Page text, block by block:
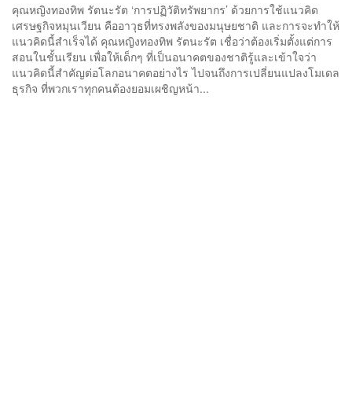
คุณหญิงทองทิพ รัตนะรัต ‘การปฏิวัติทรัพยากร’ ด้วยการใช้แนวคิด
เศรษฐกิจหมุนเวียน คืออาวุธที่ทรงพลังของมนุษยชาติ และการจะทำให้
แนวคิดนี้สำเร็จได้ คุณหญิงทองทิพ รัตนะรัต เชื่อว่าต้องเริ่มตั้งแต่การ
สอนในชั้นเรียน เพื่อให้เด็กๆ ที่เป็นอนาคตของชาติรู้และเข้าใจว่า
แนวคิดนี้สำคัญต่อโลกอนาคตอย่างไร ไปจนถึงการเปลี่ยนแปลงโมเดล
ธุรกิจ ที่พวกเราทุกคนต้องยอมเผชิญหน้า...